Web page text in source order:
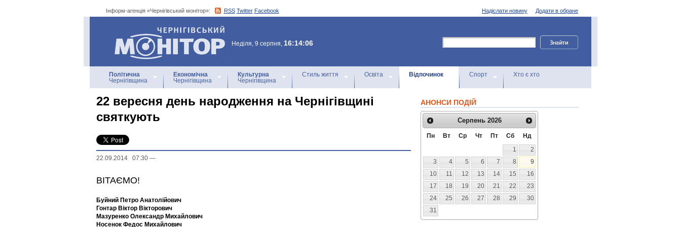
Додати в обране
Надіслати новину
Інформ-агенція «Чернігівський монітор»: RSS Twitter Facebook
Інформ-агенція
«Чернігівський монітор»
Неділя, 9 серпня, 16:14:06
Політична
Чернігівщина
Економічна
Чернігівщина
Культурна
Чернігівщина
Стиль життя Освіта Відпочинок Спорт Хто є хто
22 вересня день народження на Чернігівщині
святкують
22.09.2014 07:30 —
ВІТАЄМО!
Буйний Петро Анатолійович
Гонтар Віктор Вікторович
Мазуренко Олександр Михайлович
Носенок Федос Михайлович
АНОНСИ ПОДІЙ
Серпень 2026
Пн Вт Ср Чт Пт Сб
Нд
1
2
3
4 5 6 7 8
9
10
11 12 13 14 15
16
17
18 19 20 21 22
23
24
25 26 27 28 29
30
31